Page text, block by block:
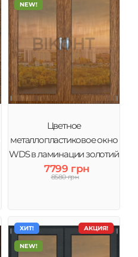
NEW!
Цветное
металлопластиковое окно
WDS в ламинации золотий
дуб тонировка бронза
7799 грн
8580 грн
АКЦИЯ!
ХИТ!
NEW!